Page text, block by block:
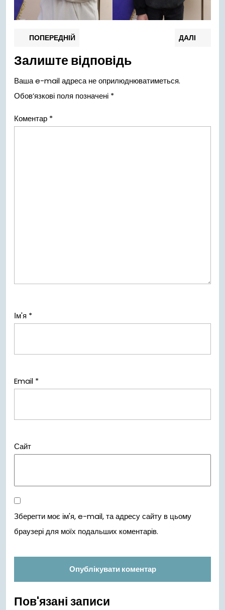
Навігація
записів
ПОПЕРЕДНІЙ ДАЛІ
Залиште відповідь
Ваша e-mail адреса не оприлюднюватиметься.
Обов’язкові поля позначені *
Коментар *
Ім'я *
Email *
Сайт
Зберегти моє ім'я, e-mail, та адресу сайту в цьому
браузері для моїх подальших коментарів.
Пов'язані записи